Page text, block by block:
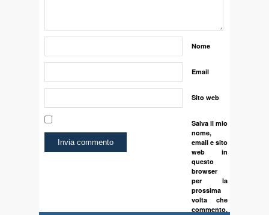
Nome
Email
Sito web
Salva il mio
nome,
email e sito
web in
questo
browser
per la
prossima
volta che
commento.